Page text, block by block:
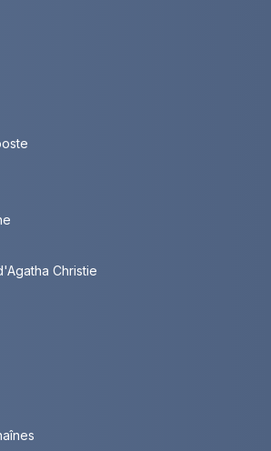
Christie